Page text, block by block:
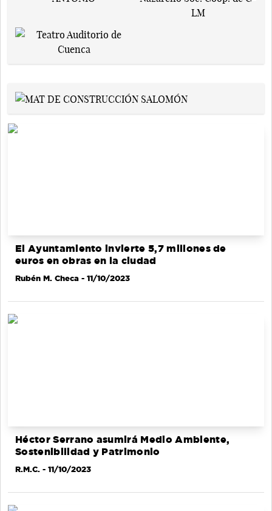
El Ayuntamiento invierte 5,7 millones de
euros en obras en la ciudad
Rubén M. Checa - 11/10/2023
Héctor Serrano asumirá Medio Ambiente,
Sostenibilidad y Patrimonio
R.M.C. - 11/10/2023